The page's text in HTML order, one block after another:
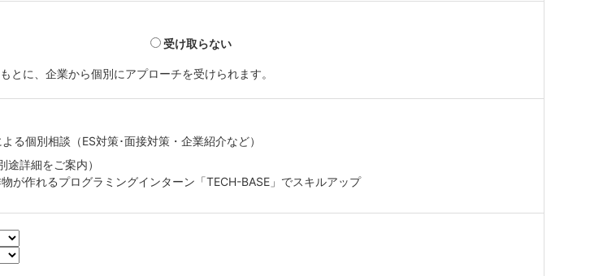
受け取らない
とに、企業から個別にアプローチを受けられます。
る個別相談（ES対策･面接対策・企業紹介など）
詳細をご案内）
が作れるプログラミングインターン「TECH-BASE」でスキルアップ